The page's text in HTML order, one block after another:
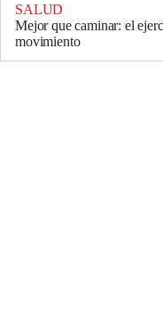
SALUD
Mejor que caminar: el
movimiento